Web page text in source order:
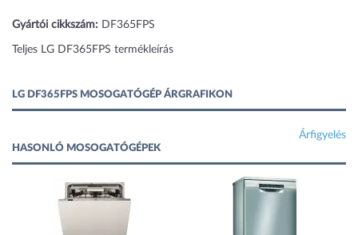
Gyártói cikkszám: DF365FPS
Teljes LG DF365FPS termékleírás
LG DF365FPS MOSOGATÓGÉP ÁRGRAFIKON
Árfigyelés
HASONLÓ MOSOGATÓGÉPEK